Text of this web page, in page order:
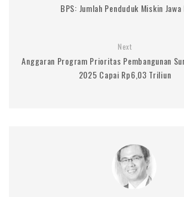
BPS: Jumlah Penduduk Miskin
Next
Anggaran Program Prioritas Pembangunan
2025 Capai Rp6,03 Triliun